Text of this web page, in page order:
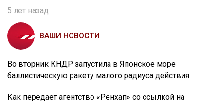
5 лет назад
ВАШИ НОВОСТИ
Во вторник КНДР запустила в Японское море
баллистическую ракету малого радиуса действия.
Как передает агентство «Рёнхап» со ссылкой на